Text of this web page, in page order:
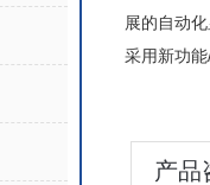
展的自动
采用新功
产品